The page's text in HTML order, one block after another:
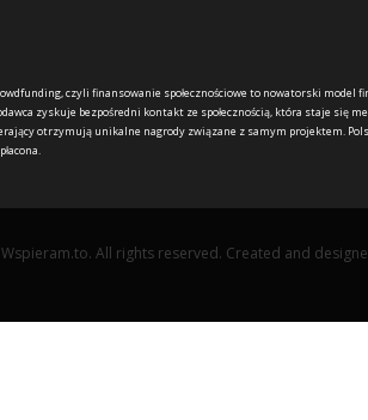
czyli finansowanie społecznościowe to nowatorski model
zyskuje bezpośredni kontakt ze społecznością, która staje się
otrzymują unikalne nagrody związane z samym projektem.
All rights reserved. Created and